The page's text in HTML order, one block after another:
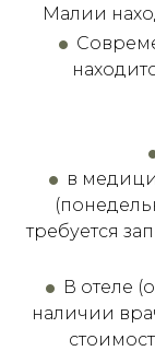
Малии
в
требуется
В отеле
наличии